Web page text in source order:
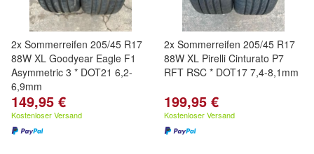
2x Sommerreifen 205/45 R17
88W XL Goodyear Eagle F1
Asymmetric 3 * DOT21 6,2-
6,9mm
149,95 €
Kostenloser Versand
2x Sommerreifen 205/45 R17
88W XL Pirelli Cinturato P7
RFT RSC * DOT17 7,4-8,1mm
199,95 €
Kostenloser Versand